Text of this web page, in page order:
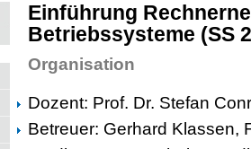
Einführung
Betriebssysteme (SS
Organisation
Dozent: Prof. Dr. Stefan
Betreuer: Gerhard Klassen,